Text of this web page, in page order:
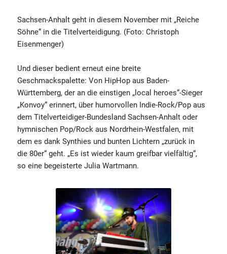
Sachsen-Anhalt geht in diesem November mit „Reiche
Söhne“ in die Titelverteidigung. (Foto: Christoph
Eisenmenger)
Und dieser bedient erneut eine breite
Geschmackspalette: Von HipHop aus Baden-
Württemberg, der an die einstigen „local heroes“-Sieger
„Konvoy“ erinnert, über humorvollen Indie-Rock/Pop aus
dem Titelverteidiger-Bundesland Sachsen-Anhalt oder
hymnischen Pop/Rock aus Nordrhein-Westfalen, mit
dem es dank Synthies und bunten Lichtern „zurück in
die 80er“ geht. „Es ist wieder kaum greifbar vielfältig“,
so eine begeisterte Julia Wartmann.